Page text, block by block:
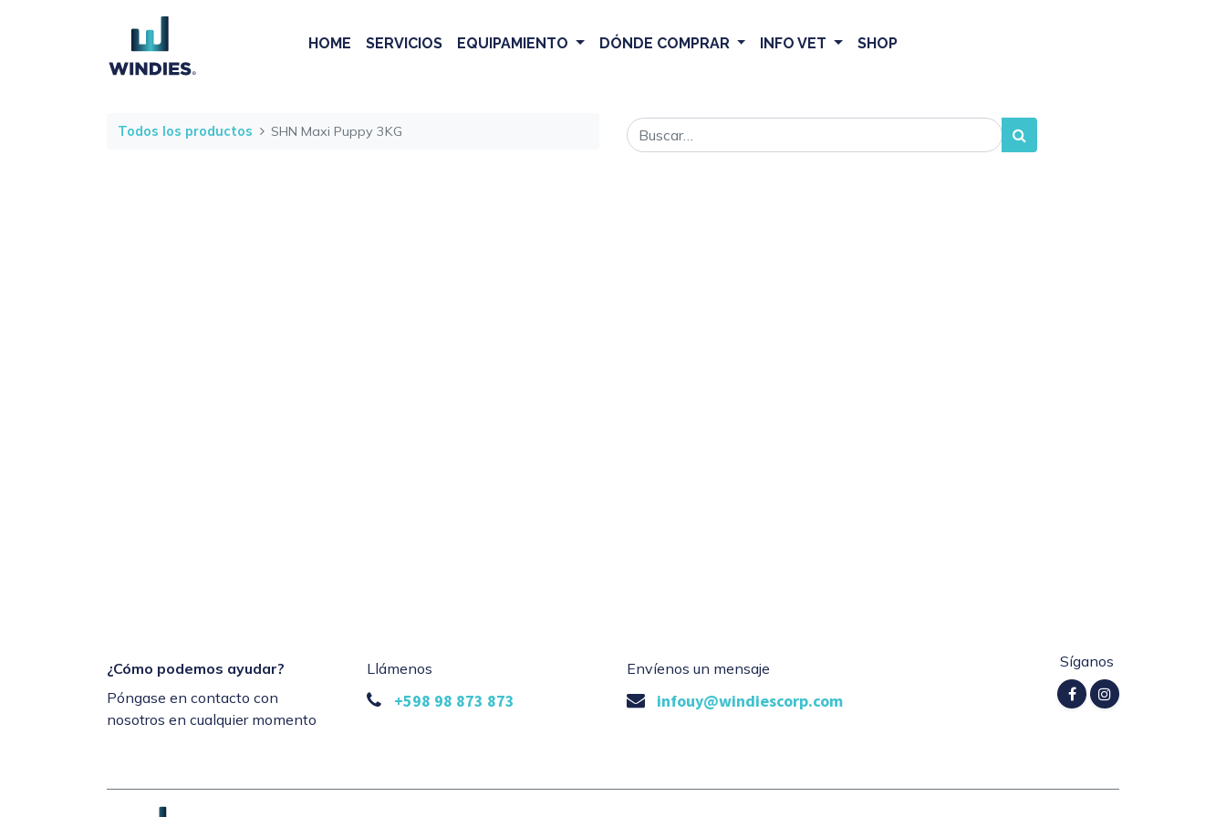
HOME SERVICIOS EQUIPAMIENTO DÓNDE COMPRAR INFO VET SHOP
Todos los productos SHN Maxi Puppy 3KG
¿Cómo podemos ayudar?
Póngase en contacto con
nosotros en cualquier momento
Llámenos
+598 98 873 873
Envíenos un mensaje
infouy@windiescorp.com
Síganos